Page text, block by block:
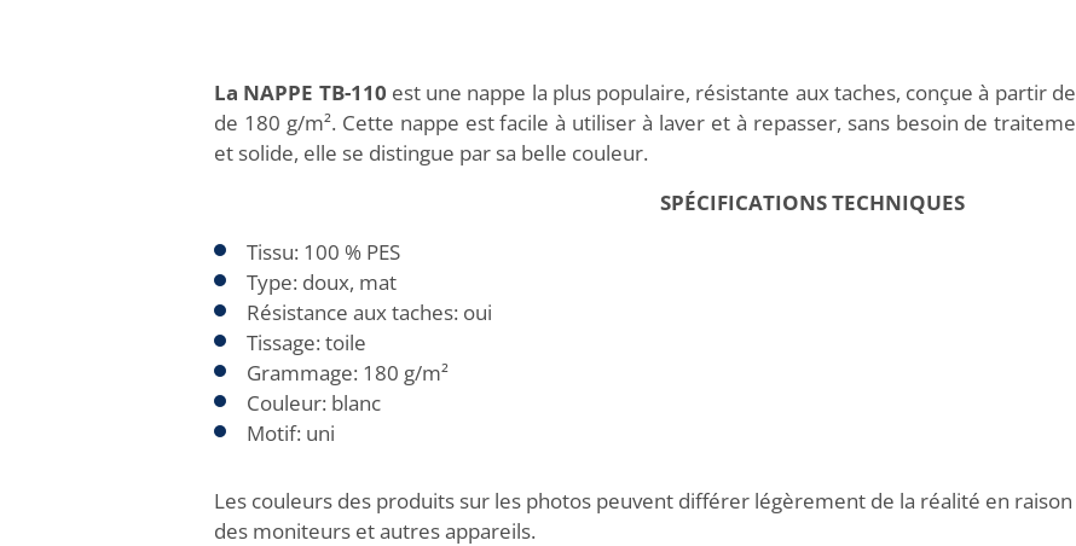
La NAPPE TB-110 est une nappe la plus populaire, résistante aux taches, conçue à partir
de 180 g/m². Cette nappe est facile à utiliser à laver et à repasser, sans besoin de
et solide, elle se distingue par sa belle couleur.
SPÉCIFICATIONS TECHNIQUES
Tissu: 100 % PES
Type: doux, mat
Résistance aux taches: oui
Tissage: toile
Grammage: 180 g/m²
Couleur: blanc
Motif: uni
Les couleurs des produits sur les photos peuvent différer légèrement de la réalité en
des moniteurs et autres appareils.